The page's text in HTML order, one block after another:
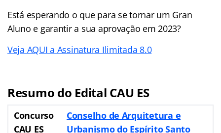
Está esperando o que para se tornar um Gran
Aluno e garantir a sua aprovação em 2023?
Veja AQUI a Assinatura Ilimitada 8.0
Resumo do Edital CAU ES
Concurso
CAU ES
Conselho de Arquitetura e
Urbanismo do Espírito Santo